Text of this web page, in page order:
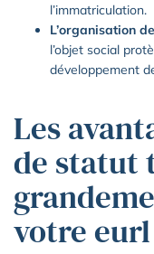
l’immatriculation.
L’organisation
l’objet social
développement
Les
de statut
votre eurl